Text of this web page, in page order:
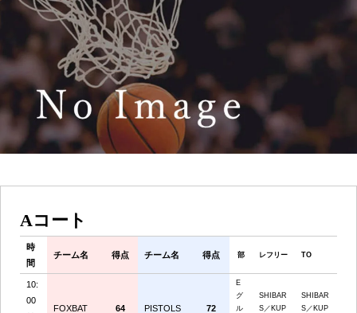
Aコート
時
間
チーム名 得点 チーム名 得点 部 レフリー TO
10:
00
FOXBAT 64 PISTOLS 72
E
グ
ル
SHIBAR
S／KUP
SHIBAR
S／KUP